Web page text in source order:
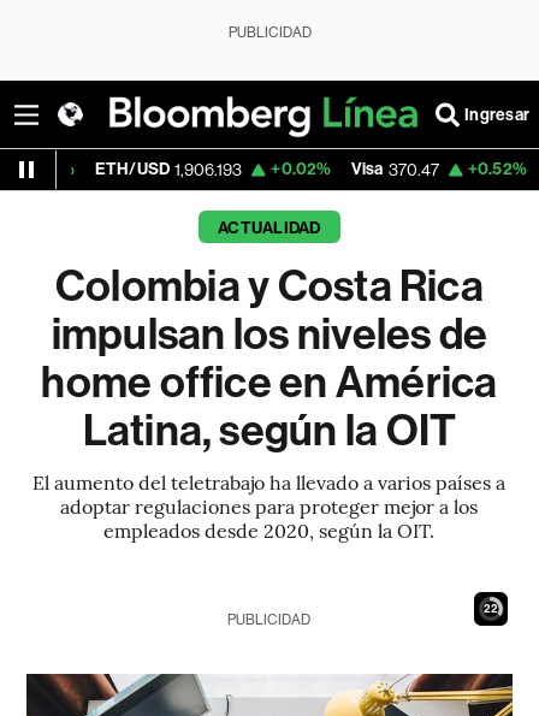
PUBLICIDAD
Ingresar
1,906.193 +0.02% Visa 370.47 +0.52% MercadoLibre
ACTUALIDAD
Colombia y Costa Rica
impulsan los niveles de
home office en América
Latina, según la OIT
El aumento del teletrabajo ha llevado a varios países a
adoptar regulaciones para proteger mejor a los
empleados desde 2020, según la OIT.
20
PUBLICIDAD